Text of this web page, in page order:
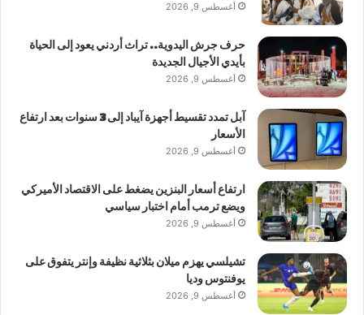
أغسطس 9, 2026
حرف جرش اليدوية.. تراث أردني يعود إلى الحياة
بأيدي الأجيال الجديدة
أغسطس 9, 2026
آبل تمدد تقسيط أجهزة آيباد إلى 3 سنوات بعد ارتفاع
الأسعار
أغسطس 9, 2026
ارتفاع أسعار البنزين يضغط على الاقتصاد الأميركي
ويضع ترمب أمام اختبار سياسي
أغسطس 9, 2026
تشيلسي يهزم ميلان بثلاثية نظيفة وإنتر يتفوق على
يوفنتوس وديا
أغسطس 9, 2026